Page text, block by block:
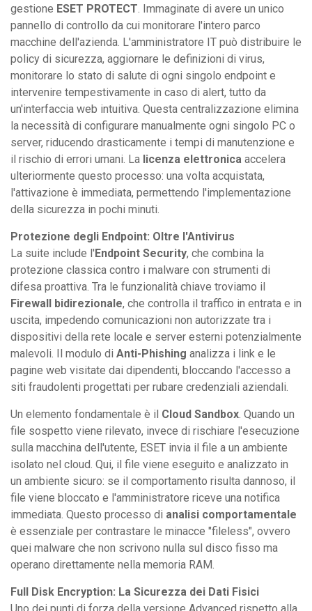
gestione ESET PROTECT. Immaginate di avere un unico
pannello di controllo da cui monitorare l'intero parco
macchine dell'azienda. L'amministratore IT può distribuire le
policy di sicurezza, aggiornare le definizioni di virus,
monitorare lo stato di salute di ogni singolo endpoint e
intervenire tempestivamente in caso di alert, tutto da
un'interfaccia web intuitiva. Questa centralizzazione elimina
la necessità di configurare manualmente ogni singolo PC o
server, riducendo drasticamente i tempi di manutenzione e
il rischio di errori umani. La licenza elettronica accelera
ulteriormente questo processo: una volta acquistata,
l'attivazione è immediata, permettendo l'implementazione
della sicurezza in pochi minuti.
Protezione degli Endpoint: Oltre l'Antivirus
La suite include l'Endpoint Security, che combina la
protezione classica contro i malware con strumenti di
difesa proattiva. Tra le funzionalità chiave troviamo il
Firewall bidirezionale, che controlla il traffico in entrata e in
uscita, impedendo comunicazioni non autorizzate tra i
dispositivi della rete locale e server esterni potenzialmente
malevoli. Il modulo di Anti-Phishing analizza i link e le
pagine web visitate dai dipendenti, bloccando l'accesso a
siti fraudolenti progettati per rubare credenziali aziendali.
Un elemento fondamentale è il Cloud Sandbox. Quando un
file sospetto viene rilevato, invece di rischiare l'esecuzione
sulla macchina dell'utente, ESET invia il file a un ambiente
isolato nel cloud. Qui, il file viene eseguito e analizzato in
un ambiente sicuro: se il comportamento risulta dannoso, il
file viene bloccato e l'amministratore riceve una notifica
immediata. Questo processo di analisi comportamentale
è essenziale per contrastare le minacce "fileless", ovvero
quei malware che non scrivono nulla sul disco fisso ma
operano direttamente nella memoria RAM.
Full Disk Encryption: La Sicurezza dei Dati Fisici